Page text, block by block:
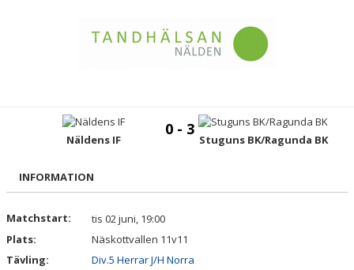
Näldens IF
0 - 3
Stuguns BK/Ragunda BK
INFORMATION
Matchstart:
tis 02 juni, 19:00
Plats:
Näskottvallen 11v11
Tävling:
Div.5 Herrar J/H Norra